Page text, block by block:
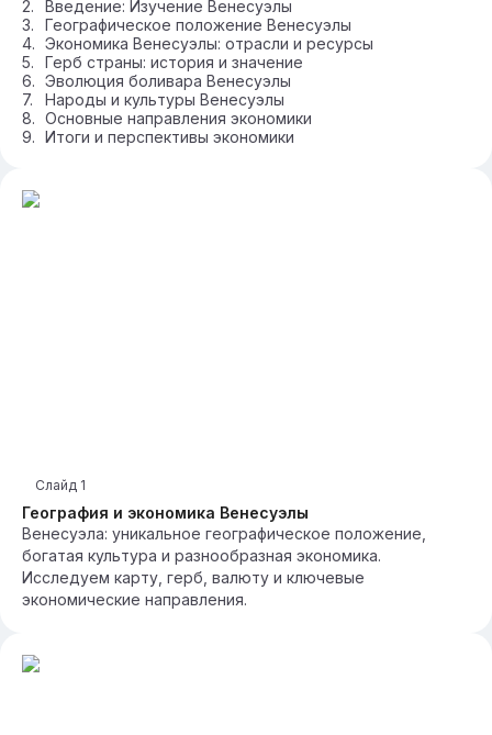
Введение: Изучение Венесуэлы
Географическое положение Венесуэлы
Экономика Венесуэлы: отрасли и ресурсы
Герб страны: история и значение
Эволюция боливара Венесуэлы
Народы и культуры Венесуэлы
Основные направления экономики
Итоги и перспективы экономики
География и экономика Венесуэлы
Слайд 1
Венесуэла: уникальное географическое положение,
богатая культура и разнообразная экономика.
Исследуем карту, герб, валюту и ключевые
экономические направления.